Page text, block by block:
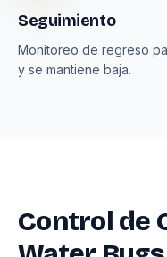
Seguimiento
Monitoreo de regreso
y se mantiene baja.
Control de